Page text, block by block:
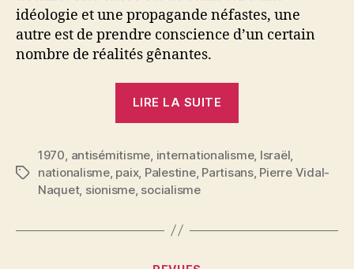
idéologie et une propagande néfastes, une
autre est de prendre conscience d’un certain
nombre de réalités gênantes.
LIRE LA SUITE
:
Réflexions
Étiquettes
1970 antisémitisme internationalisme, Israël
nationalisme, paix, Palestine, Partisans, Pierre Vidal-
Naquet, sionisme, socialisme